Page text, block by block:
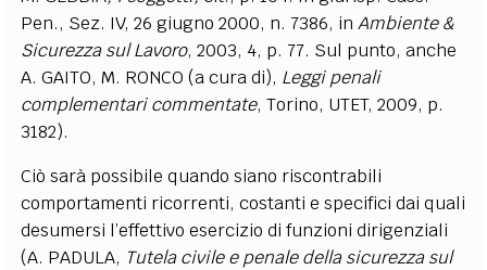
Pen., Sez. IV, 26 giugno 2000, n. 7386, inAmbiente &
Sicurezza sul Lavoro, 2003, 4, p. 77. Sul punto, anche
A. GAITO, M. RONCO (a cura di), Leggi penali
complementari commentate, Torino, UTET, 2009, p.
3182).
Ciò sarà possibile quando siano riscontrabili
comportamenti ricorrenti, costanti e specifici dai quali
desumersi l’effettivo esercizio di funzioni dirigenziali
(A. PADULA, Tutela civile e penale della sicurezza sul